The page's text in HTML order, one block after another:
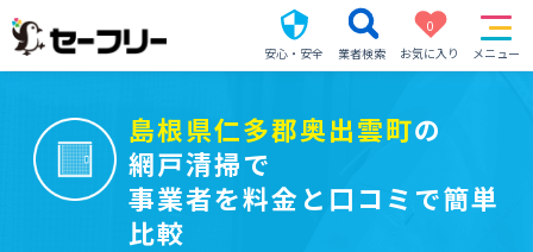
安心・安全 業者検索
0
お気に入り
メニュー
島根県仁多郡奥出雲町の
網戸清掃で
事業者を料金と口コミで簡単
比較